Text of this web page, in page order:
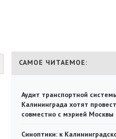
САМОЕ ЧИТАЕМОЕ:
Аудит транспортной
Калининграда хотят
совместно с мэрией Москвы
Синоптики: к